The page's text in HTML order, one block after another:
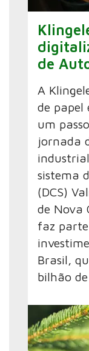
de
A
de papel
um
jornada
sistema
(DCS)
de Nova
faz
Brasil,
bilhão